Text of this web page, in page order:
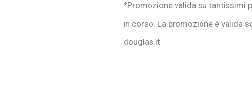
*Promozione valida su tantissimi
in corso. La promozione è valida
douglas.it